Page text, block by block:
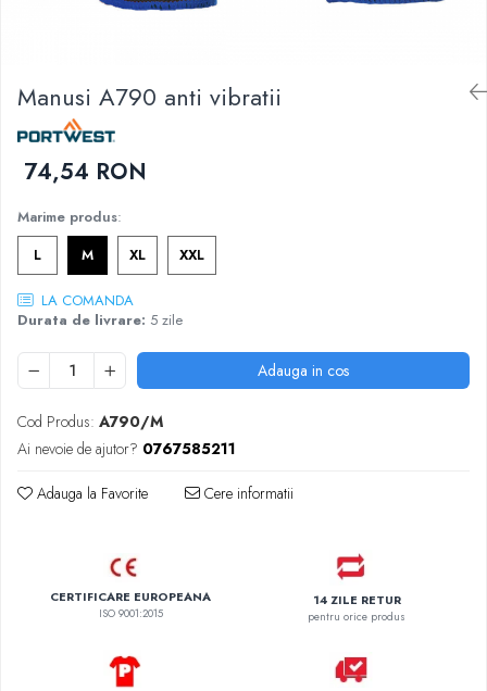
JACHETE VATUITE
INDUSTRIA ALIMENTARA
GENUNCHIERE
MULTIRISC
CAMASI
FESURI, SEPCI, CAPISOANE
FLEECE
HANORACE
Manusi A790 anti vibratii
74,54 RON
Marime produs:
L
M XL XXL
LA COMANDA
Durata de livrare: 5 zile
Adauga in cos
Cod Produs: A790/M
Ai nevoie de ajutor? 0767585211
Adauga la Favorite Cere informatii
CERTIFICARE EUROPEANA
ISO 9001:2015
14 ZILE RETUR
pentru orice produs